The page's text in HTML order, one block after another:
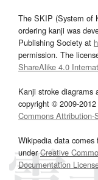
The SKIP (System of
ordering kanji was
Publishing Society at
permission. The
ShareAlike 4.0
Kanji stroke diagrams
copyright © 2009-
Commons Attribution-
Wikipedia data comes
underCreative
Documentation